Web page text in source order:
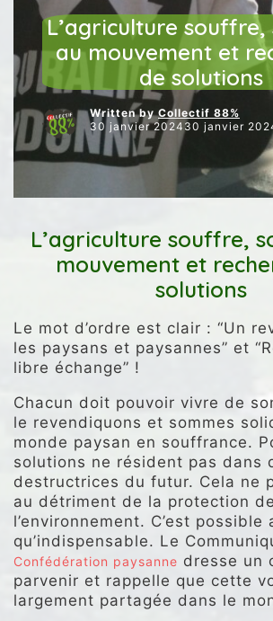
L’agriculture
au mouvement et
de solutions
Written byCollectif 88%
30 janvier 202430 janvier
L’agriculture souffre,
mouvement et
solutions
Le mot d’ordre est clair : “Un
les paysans et paysannes” et
libre échange” !
Chacun doit pouvoir vivre de
le revendiquons et sommes
monde paysan en souffrance.
solutions ne résident pas dans
destructrices du futur. Cela ne
au détriment de la protection de
l’environnement. C’est possible
qu’indispensable. Le
Confédération paysanne dresse un
parvenir et rappelle que cette
largement partagée dans le